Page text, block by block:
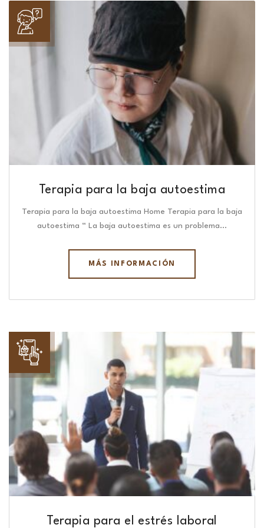
Terapia para la baja autoestima
Terapia para la baja autoestima Home Terapia para la baja
autoestima “ La baja autoestima es un problema…
MÁS INFORMACIÓN
Terapia para el estrés laboral